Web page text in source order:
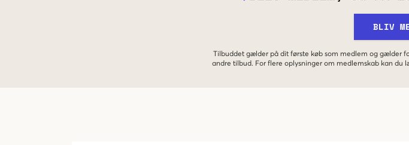
BLIV
Tilbuddet gælder på dit første køb som medlem og gælder
andre tilbud. For flere oplysninger om medlemskab kan du